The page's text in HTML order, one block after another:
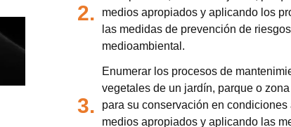
2.
medios apropiados y aplicando los
las medidas de prevención de
medioambiental.
3.
Enumerar los procesos de
vegetales de un jardín, parque o
para su conservación en
medios apropiados y aplicando las